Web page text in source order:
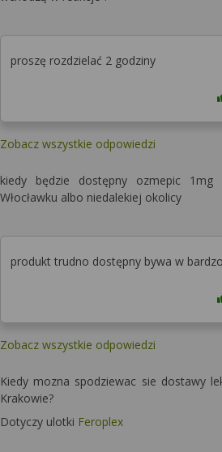
proszę rozdzielać 2 godziny
Zobacz wszystkie odpowiedzi
kiedy będzie dostępny ozmepic
Włocławku albo niedalekiej okolicy
produkt trudno dostępny bywa w
Zobacz wszystkie odpowiedzi
Kiedy mozna spodziewac sie dostawy
Krakowie?
Dotyczy ulotki Feroplex